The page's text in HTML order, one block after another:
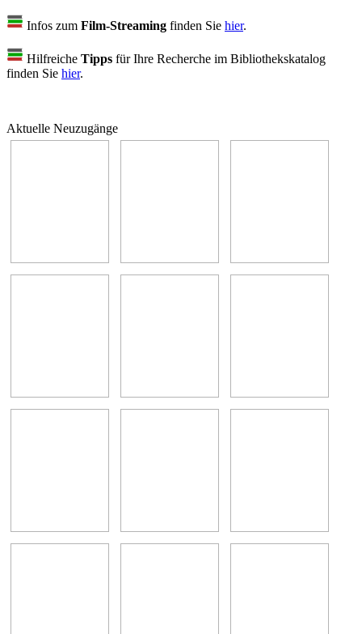
Infos zum Film-Streaming finden Sie hier.
Hilfreiche Tipps für Ihre Recherche im Bibliothekskatalog
finden Sie hier.
Aktuelle Neuzugänge